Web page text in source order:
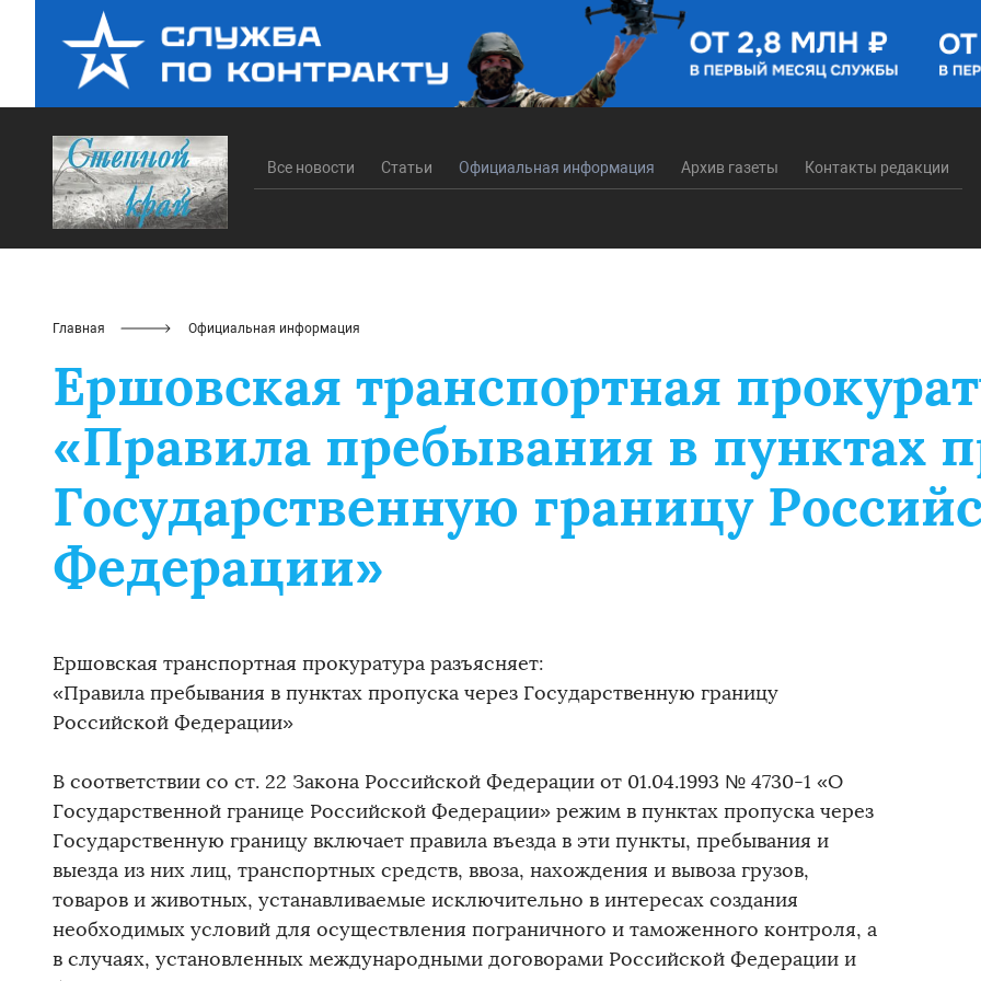
Все новости Статьи Официальная информация Архив газеты Контакты редакции
Главная Официальная информация
Ершовская транспортная
«Правила пребывания в пунктах
Государственную границу
Федерации»
Ершовская транспортная прокуратура разъясняет:
«Правила пребывания в пунктах пропуска через Государственную границу
Российской Федерации»
В соответствии со ст. 22 Закона Российской Федерации от 01.04.1993 № 4730-1 «О
Государственной границе Российской Федерации» режим в пунктах пропуска через
Государственную границу включает правила въезда в эти пункты, пребывания и
выезда из них лиц, транспортных средств, ввоза, нахождения и вывоза грузов,
товаров и животных, устанавливаемые исключительно в интересах создания
необходимых условий для осуществления пограничного и таможенного контроля, а
в случаях, установленных международными договорами Российской Федерации и